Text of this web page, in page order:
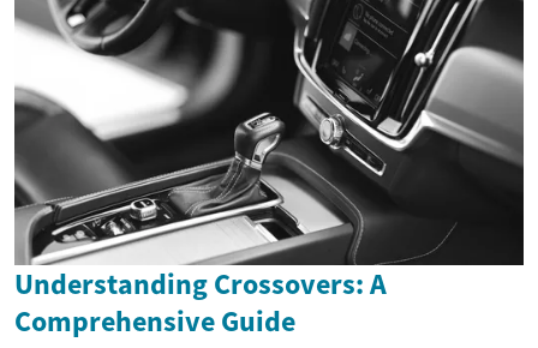
Understanding Crossovers: A
Comprehensive Guide